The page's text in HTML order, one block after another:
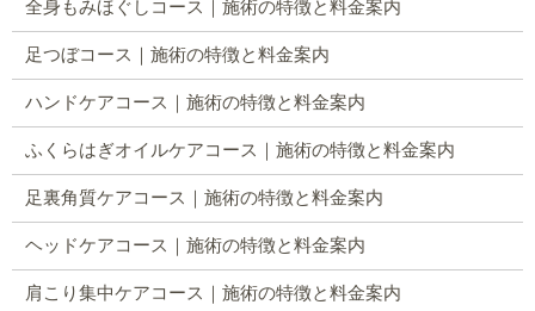
全身もみほぐしコース｜施術の特徴と料金案内
足つぼコース｜施術の特徴と料金案内
ハンドケアコース｜施術の特徴と料金案内
ふくらはぎオイルケアコース｜施術の特徴と料金案内
足裏角質ケアコース｜施術の特徴と料金案内
ヘッドケアコース｜施術の特徴と料金案内
肩こり集中ケアコース｜施術の特徴と料金案内